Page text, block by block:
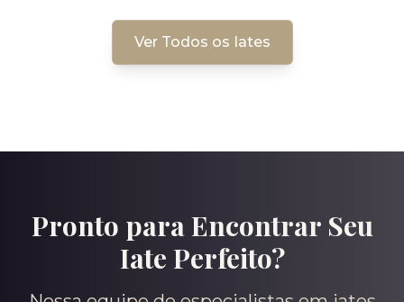
Ver Todos os Iates
Pronto para Encontrar Seu
Iate Perfeito?